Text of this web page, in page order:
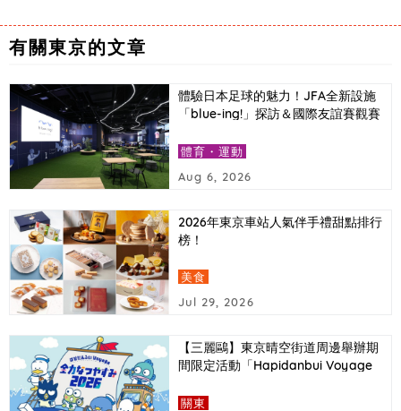
有關東京的文章
體驗日本足球的魅力！JFA全新設施
「blue-ing!」探訪＆國際友誼賽觀賽
體育・運動
Aug 6, 2026
2026年東京車站人氣伴手禮甜點排行
榜！
美食
Jul 29, 2026
【三麗鷗】東京晴空街道周邊舉辦期
間限定活動「Hapidanbui Voyage
關東